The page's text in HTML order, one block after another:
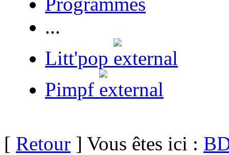
...
Litt'pop
Pimpf
[ Retour ] Vous êtes ici :